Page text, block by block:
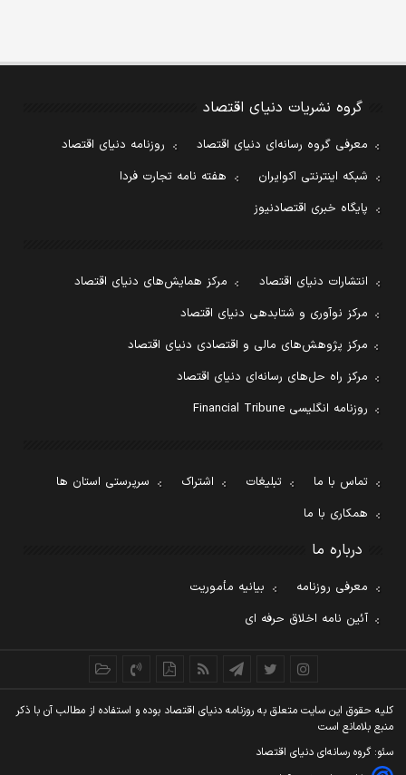
گروه نشریات دنیای اقتصاد
معرفی گروه رسانه‌ای دنیای اقتصاد
روزنامه دنیای اقتصاد
شبکه اینترنتی اکوایران
هفته نامه تجارت فردا
پایگاه خبری اقتصادنیوز
انتشارات دنیای اقتصاد
مرکز همایش‌های دنیای اقتصاد
مرکز نوآوری و شتابدهی دنیای اقتصاد
مرکز پژوهش‌های مالی و اقتصادی دنیای اقتصاد
مرکز راه حل‌های رسانه‌ای دنیای اقتصاد
روزنامه انگلیسی Financial Tribune
تماس با ما تبلیغات اشتراک
سرپرستی استان ها
همکاری با ما
درباره ما
معرفی روزنامه
بیانیه مأموریت
آئین نامه اخلاق حرفه ای
کليه حقوق اين سايت متعلق به روزنامه دنيای اقتصاد بوده و استفاده از مطالب آن با ذکر
منبع بلامانع است
سئو: گروه رسانه‌ای دنیای اقتصاد